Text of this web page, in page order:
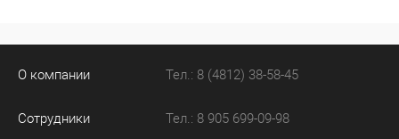
О компании
Сотрудники
Тел.: 8 (4812) 38-58-45
Тел.: 8 905 699-09-98